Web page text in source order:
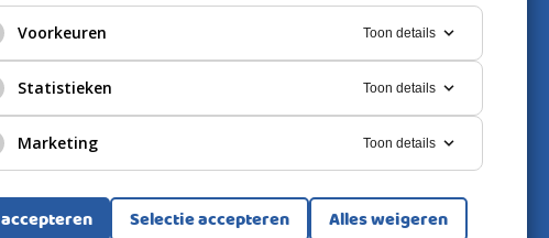
Cookies
Voorkeuren Toon details
Statistieken Toon details
Marketing Toon details
Selectie accepteren Alles weigeren